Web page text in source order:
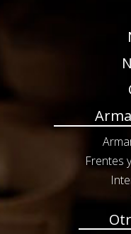
Frentes